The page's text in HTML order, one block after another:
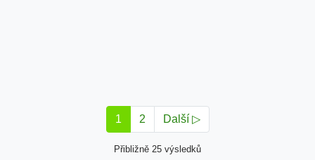
1 2 Další ▷
Přibližně 25 výsledků